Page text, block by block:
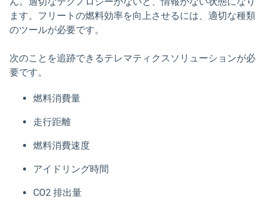
ます。フリートの燃料効率を向上させるには、適切な種類
のツールが必要です。
次のことを追跡できるテレマティクスソリューションが必
要です。
燃料消費量
走行距離
燃料消費速度
アイドリング時間
CO2 排出量